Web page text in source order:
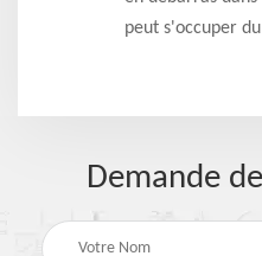
peut s'occuper
Demande